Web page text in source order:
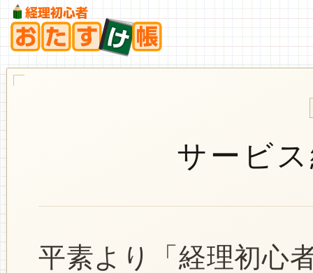
サービ
平素より「経理初心